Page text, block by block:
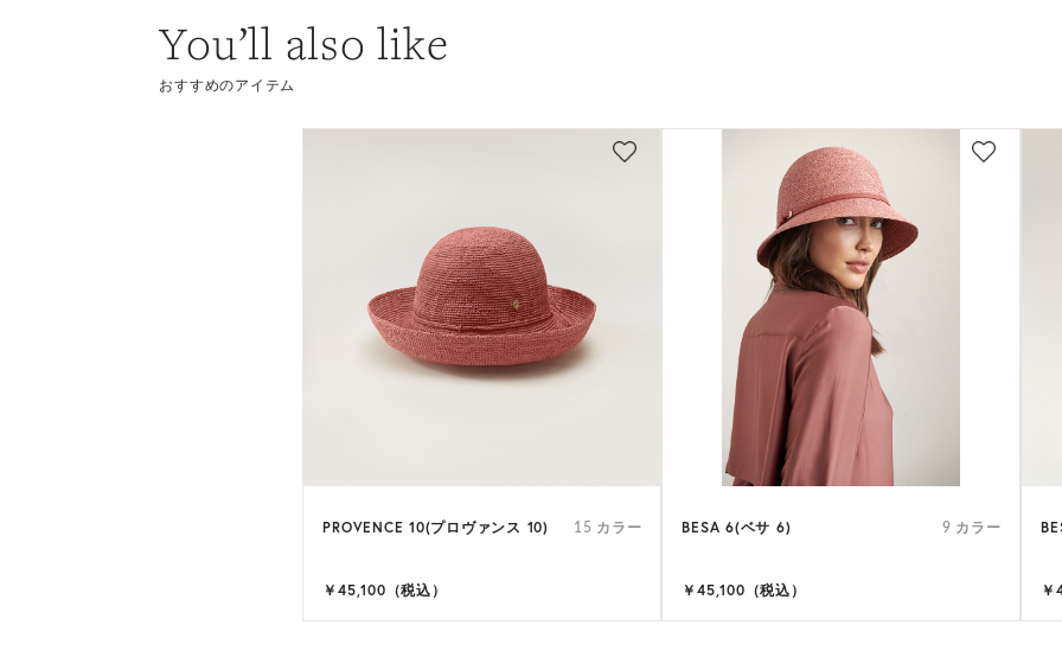
You’ll also like
おすすめのアイテム
PROVENCE 10(プロヴァンス 10) 15 カラー
￥45,100（税込）
BESA 6(ベサ 6) 9 カラー
￥45,100（税込）